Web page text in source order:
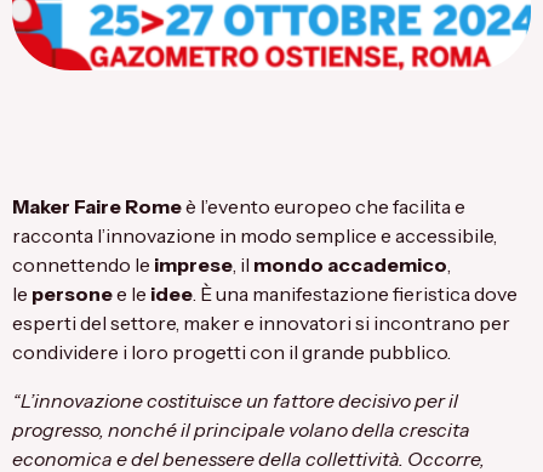
Maker Faire Romeè l’evento europeo che facilita e
racconta l’innovazione in modo semplice e accessibile,
connettendo le imprese, il mondo accademico,
le personee le idee. È una manifestazione fieristica dove
esperti del settore, maker e innovatori si incontrano per
condividere i loro progetti con il grande pubblico.
“L’innovazione costituisce un fattore decisivo per il
progresso, nonché il principale volano della crescita
economica e del benessere della collettività. Occorre,